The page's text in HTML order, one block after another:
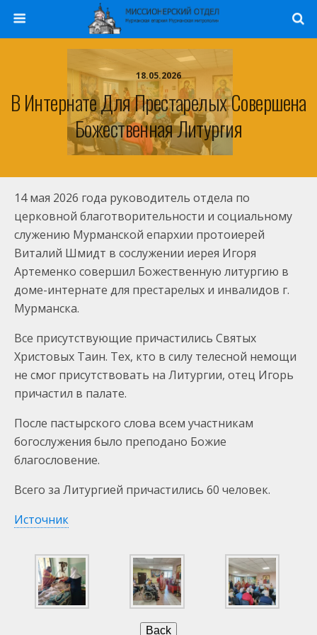
18.05.2026
В Интернате Для Престарелых Совершена
Божественная Литургия
14 мая 2026 года руководитель отдела по
церковной благотворительности и социальному
служению Мурманской епархии протоиерей
Виталий Шмидт в сослужении иерея Игоря
Артеменко совершил Божественную литургию в
доме-интернате для престарелых и инвалидов г.
Мурманска.
Все присутствующие причастились Святых
Христовых Таин. Тех, кто в силу телесной немощи
не смог присутствовать на Литургии, отец Игорь
причастил в палате.
После пастырского слова всем участникам
богослужения было преподано Божие
благословение.
Всего за Литургией причастились 60 человек.
Источник